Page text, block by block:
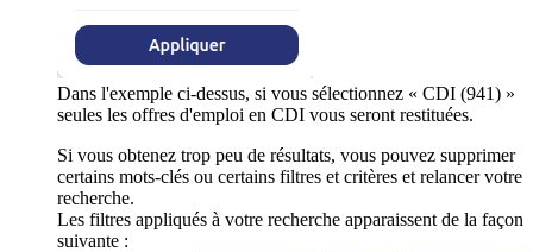
Dans l'exemple ci-dessus, si vous sélectionnez « CDI (941) »
seules les offres d'emploi en CDI vous seront restituées.
Si vous obtenez trop peu de résultats, vous pouvez supprimer
certains mots-clés ou certains filtres et critères et relancer votre
recherche.
Les filtres appliqués à votre recherche apparaissent de la façon
suivante :